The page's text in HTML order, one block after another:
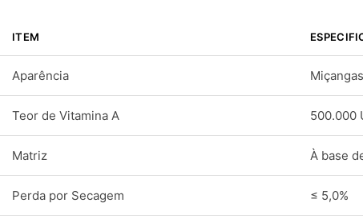
ITEM
Aparência
Teor de Vitamina A 500.000
Matriz À base
Perda por Secagem ≤ 5,0%